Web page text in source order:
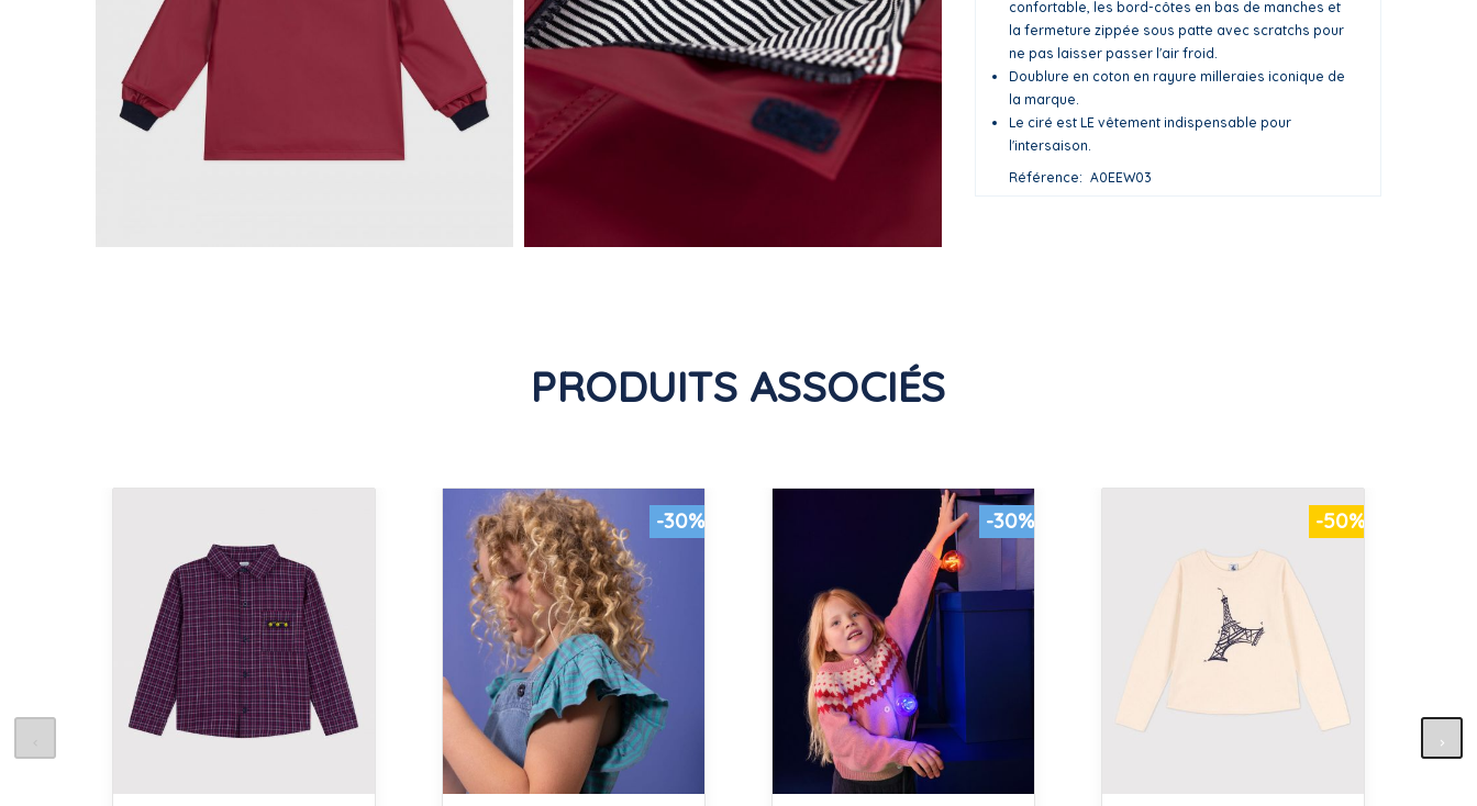
confortable, les bord-côtes en bas de manches et
la fermeture zippée sous patte avec scratchs pour
ne pas laisser passer l'air froid.
Doublure en coton en rayure milleraies iconique de
la marque.
Le ciré est LE vêtement indispensable pour
l'intersaison.
Référence
A0EEW03
PRODUITS ASSOCIÉS
-30% -30% -50%